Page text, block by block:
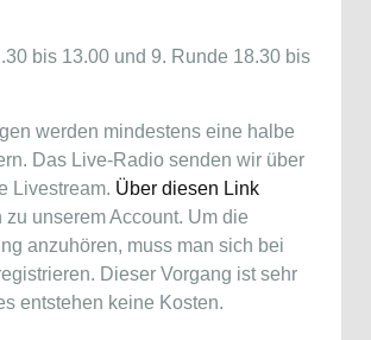
bis 13.00 und 9. Runde 18.30 bis
werden mindestens eine halbe
Das Live-Radio senden wir über
Livestream. Über diesen Link
zu unserem Account. Um die
anzuhören, muss man sich bei
Dieser Vorgang ist sehr
entstehen keine Kosten.